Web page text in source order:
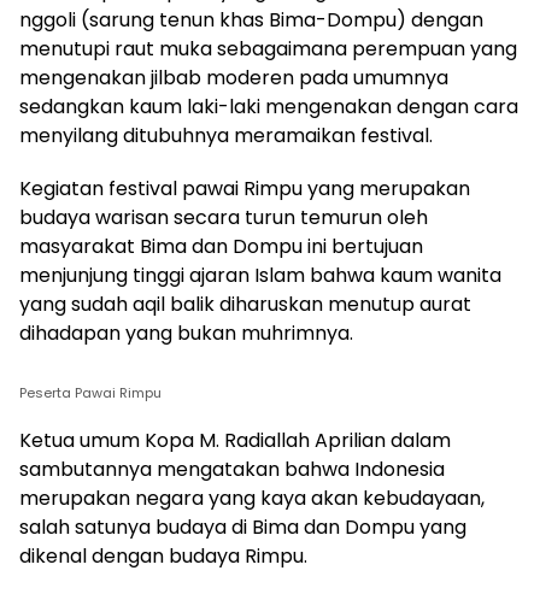
nggoli (sarung tenun khas Bima-Dompu) dengan
menutupi raut muka sebagaimana perempuan yang
mengenakan jilbab moderen pada umumnya
sedangkan kaum laki-laki mengenakan dengan cara
menyilang ditubuhnya meramaikan festival.
Kegiatan festival pawai Rimpu yang merupakan
budaya warisan secara turun temurun oleh
masyarakat Bima dan Dompu ini bertujuan
menjunjung tinggi ajaran Islam bahwa kaum wanita
yang sudah aqil balik diharuskan menutup aurat
dihadapan yang bukan muhrimnya.
Peserta Pawai Rimpu
Ketua umum Kopa M. Radiallah Aprilian dalam
sambutannya mengatakan bahwa Indonesia
merupakan negara yang kaya akan kebudayaan,
salah satunya budaya di Bima dan Dompu yang
dikenal dengan budaya Rimpu.